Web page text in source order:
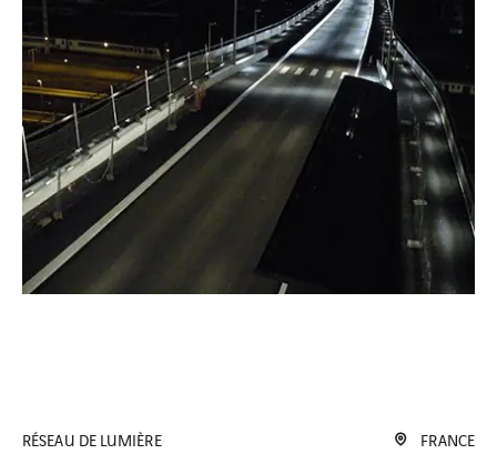
RÉSEAU DE LUMIÈRE FRANCE